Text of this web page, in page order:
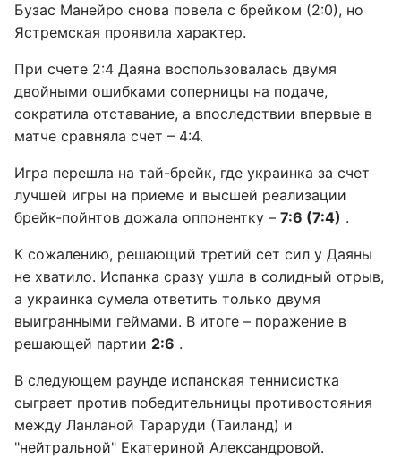
Бузас Манейро снова повела с брейком (2:0), но
Ястремская проявила характер.
При счете 2:4 Даяна воспользовалась двумя
двойными ошибками соперницы на подаче,
сократила отставание, а впоследствии впервые в
матче сравняла счет – 4:4.
Игра перешла на тай-брейк, где украинка за счет
лучшей игры на приеме и высшей реализации
брейк-пойнтов дожала оппонентку – 7:6 (7:4) .
К сожалению, решающий третий сет сил у Даяны
не хватило. Испанка сразу ушла в солидный отрыв,
а украинка сумела ответить только двумя
выигранными геймами. В итоге – поражение в
решающей партии 2:6 .
В следующем раунде испанская теннисистка
сыграет против победительницы противостояния
между Ланланой Тараруди (Таиланд) и
"нейтральной" Екатериной Александровой.